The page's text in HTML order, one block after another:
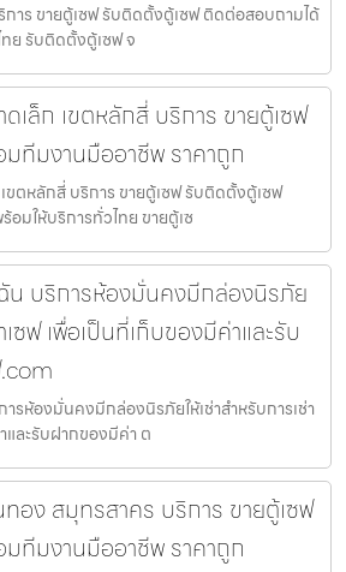
าร ขายตู้เซฟ รับติดตั้งตู้เซฟ ติดต่อสอบถามได้
ย รับติดตั้งตู้เซฟ จ
เล็ก เขตหลักสี่ บริการ ขายตู้เซฟ
ทีมงานมืออาชีพ ราคาถูก
ขตหลักสี่ บริการ ขายตู้เซฟ รับติดตั้งตู้เซฟ
มให้บริการทั่วไทย ขายตู้เซ
น บริการห้องมั่นคงมีกล่องนิรภัย
เซฟ เพื่อเป็นที่เก็บของมีค่าและรับ
รห้องมั่นคงมีกล่องนิรภัยให้เช่าสำหรับการเช่า
และรับฝากของมีค่า ต
ทอง สมุทรสาคร บริการ ขายตู้เซฟ
ทีมงานมืออาชีพ ราคาถูก